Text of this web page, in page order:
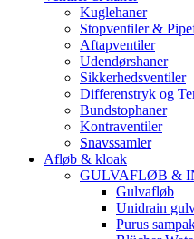
Kuglehaner
Stopventiler &
Aftapventiler
Udendørshaner
Sikkerhedsventiler
Differenstryk og
Bundstophaner
Kontraventiler
Snavssamler
Afløb & kloak
GULVAFLØB &
Gulvafløb
Unidrain
Purus